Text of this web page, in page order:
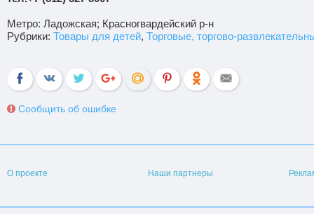
Метро: Ладожская; Красногвардейский р-н
Рубрики: Товары для детей, Торговые, торгово-
Сообщить об ошибке
О проекте Наши партнеры